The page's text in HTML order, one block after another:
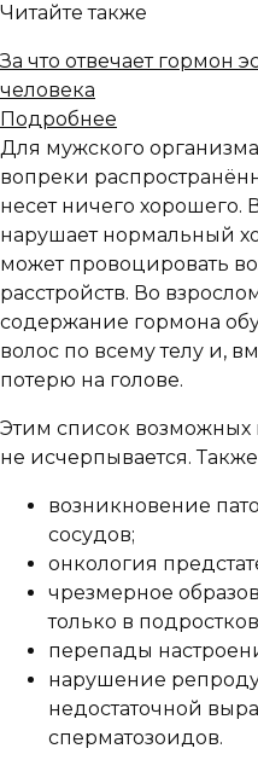
Читайте также
За что отвечает гормон
человека
Подробнее
Для мужского организма
вопреки
несет ничего
нарушает нормальный
может провоцировать
расстройств. Во
содержание гормона
волос по всему телу и,
потерю на голове.
Этим список возможных
не исчерпывается.
возникновение
сосудов;
онкология
чрезмерное
только в
перепады
нарушение
недостаточной
сперматозоидов.